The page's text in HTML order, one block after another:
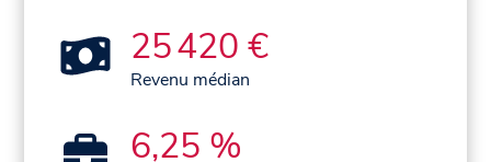
25 420 €
Revenu médian
6,25 %